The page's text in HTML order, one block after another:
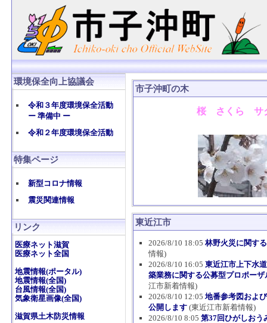
環境保全向上協議会
令和３年度環境保全活動
ー 準備中 ー
令和２年度環境保全活動
特集ページ
新型コロナ情報
震災関連情報
リンク
医療ネット滋賀
医療ネット全国
地震情報(ポータル)
地震情報(全国)
台風情報(全国)
気象衛星画像(全国)
滋賀県土木防災情報
市子沖町の木
桜 さくら サ
東近江市
2026/8/10 18:05 林野火災に関す
情報)
2026/8/10 16:05 東近江市上下水
築業務に関する公募型プロポーザ
江市新着情報)
2026/8/10 12:05 地番参考図およ
公開します(東近江市新着情報)
2026/8/10 8:05 第37回ひがしおう